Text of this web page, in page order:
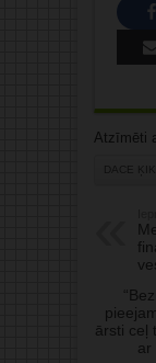
Atzīmēti
DACE
ārsti ceļ
ar